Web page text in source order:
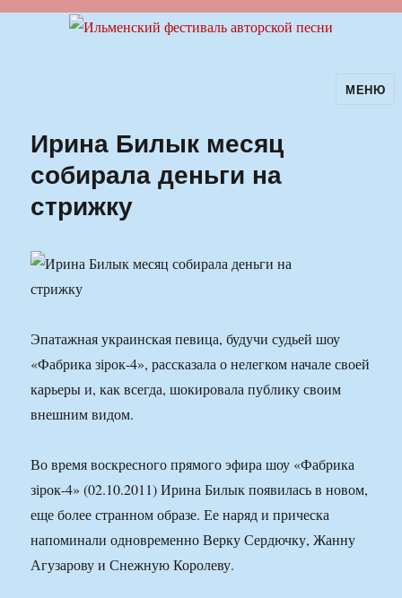
Ильменский фестиваль авторскойМЕНЮ
Ирина Билык месяц
собирала деньги на
стрижку
Эпатажная украинская певица, будучи судьей шоу
«Фабрика зірок-4», рассказала о нелегком начале своей
карьеры и, как всегда, шокировала публику своим
внешним видом.
Во время воскресного прямого эфира шоу «Фабрика
зірок-4» (02.10.2011) Ирина Билык появилась в новом,
еще более странном образе. Ее наряд и прическа
напоминали одновременно Верку Сердючку, Жанну
Агузарову и Снежную Королеву.